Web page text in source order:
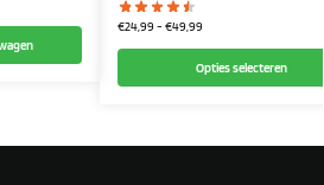
€24,99 - €49,99
Opties selecteren